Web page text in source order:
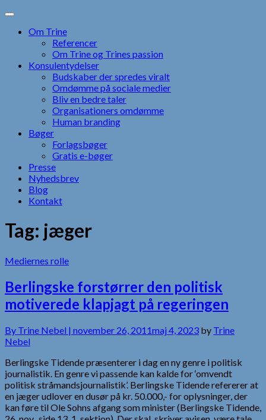
Skip
contentOm Trine
Referencer
Om Trine og Trines passion
Konsulentydelser
Budskaber der spredes viralt
Omdømme på sociale medier
Bliv en bedre taler
Organisationers omdømme
Human branding
Bøger
Forlagsbøger
Gratis e-bøger
Presse
Nyhedsbrev
Blog
Kontakt
Tag: jæger
Mediernes rolle
Berlingske forstørrer den politisk
motiverede klapjagt på regeringen
By Trine Nebel | november 26, 2011maj 4, 2023 by Trine
Nebel
Berlingske Tidende præsenterer i dag en ny genre i politisk
journalistik. En genre vi passende kan kalde for ‘omvendt
politisk stråmandsjournalistik’. Berlingske Tidende refererer at
en jæger udlover en dusør på kr. 50.000,- for oplysninger, der
kan føre til Ole Sohns afgang som minister (Berlingske Tidende,